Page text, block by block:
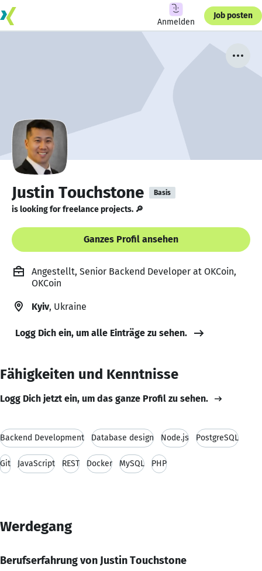
Anmelden
Job posten
Justin Touchstone Basis
is looking for freelance projects. 🔎
Ganzes Profil ansehen
Angestellt, Senior Backend Developer at OKCoin,
OKCoin
Kyiv, Ukraine
Logg Dich ein, um alle Einträge zu sehen.
Fähigkeiten und Kenntnisse
Logg Dich jetzt ein, um das ganze Profil zu sehen.
Backend Development Database design Node.js PostgreSQL
Git JavaScript REST Docker MySQL PHP
Werdegang
Berufserfahrung von Justin Touchstone